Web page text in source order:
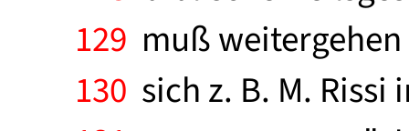
129 muß
130 sich z. B. M.